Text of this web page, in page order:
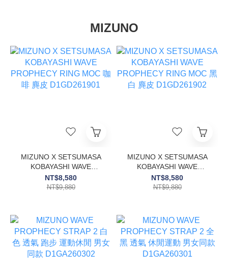
MIZUNO
MIZUNO X SETSUMASA
KOBAYASHI WAVE
PROPHECY RING MOC
咖啡 麂皮 D1GD261901
NT$8,580
NT$9,880
MIZUNO X SETSUMASA
KOBAYASHI WAVE
PROPHECY RING MOC
黑白 麂皮 D1GD261902
NT$8,580
NT$9,880